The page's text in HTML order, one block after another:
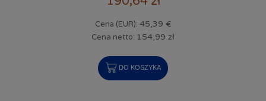
Cena (EUR): 45,39 €
Cena netto: 154,99 zł
DO KOSZYKA